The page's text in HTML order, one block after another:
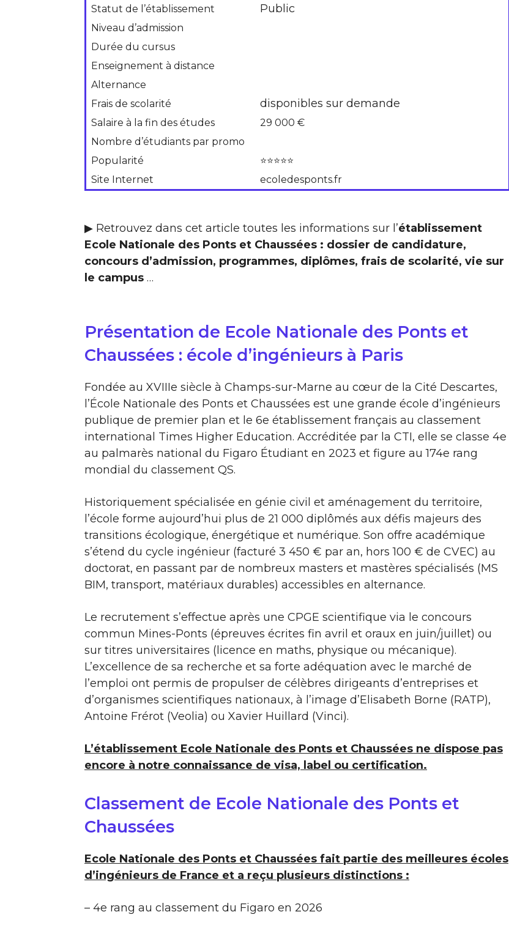
Statut de l’établissement Public
Niveau d’admission
Durée du cursus
Enseignement à distance
Alternance
Frais de scolarité
disponibles sur demande
Salaire à la fin des études
29 000 €
Nombre d’étudiants par promo
Popularité
⭐⭐⭐⭐⭐
Site Internet
ecoledesponts.fr
▶ Retrouvez dans cet article toutes les informations sur l’établissement
Ecole Nationale des Ponts et Chaussées : dossier de candidature,
concours d’admission, programmes, diplômes, frais de scolarité, vie sur
le campus …
Présentation de Ecole Nationale des Ponts et
Chaussées : école d’ingénieurs à Paris
Fondée au XVIIIe siècle à Champs-sur-Marne au cœur de la Cité Descartes,
l’École Nationale des Ponts et Chaussées est une grande école d’ingénieurs
publique de premier plan et le 6e établissement français au classement
international Times Higher Education. Accréditée par la CTI, elle se classe 4e
au palmarès national du Figaro Étudiant en 2023 et figure au 174e rang
mondial du classement QS.
Historiquement spécialisée en génie civil et aménagement du territoire,
l’école forme aujourd’hui plus de 21 000 diplômés aux défis majeurs des
transitions écologique, énergétique et numérique. Son offre académique
s’étend du cycle ingénieur (facturé 3 450 € par an, hors 100 € de CVEC) au
doctorat, en passant par de nombreux masters et mastères spécialisés (MS
BIM, transport, matériaux durables) accessibles en alternance.
Le recrutement s’effectue après une CPGE scientifique via le concours
commun Mines-Ponts (épreuves écrites fin avril et oraux en juin/juillet) ou
sur titres universitaires (licence en maths, physique ou mécanique).
L’excellence de sa recherche et sa forte adéquation avec le marché de
l’emploi ont permis de propulser de célèbres dirigeants d’entreprises et
d’organismes scientifiques nationaux, à l’image d’Elisabeth Borne (RATP),
Antoine Frérot (Veolia) ou Xavier Huillard (Vinci).
L’établissement Ecole Nationale des Ponts et Chaussées ne dispose pas
encore à notre connaissance de visa, label ou certification.
Classement de Ecole Nationale des Ponts et
Chaussées
Ecole Nationale des Ponts et Chaussées fait partie des meilleures écoles
d’ingénieurs de France et a reçu plusieurs distinctions :
– 4e rang au classement du Figaro en 2026